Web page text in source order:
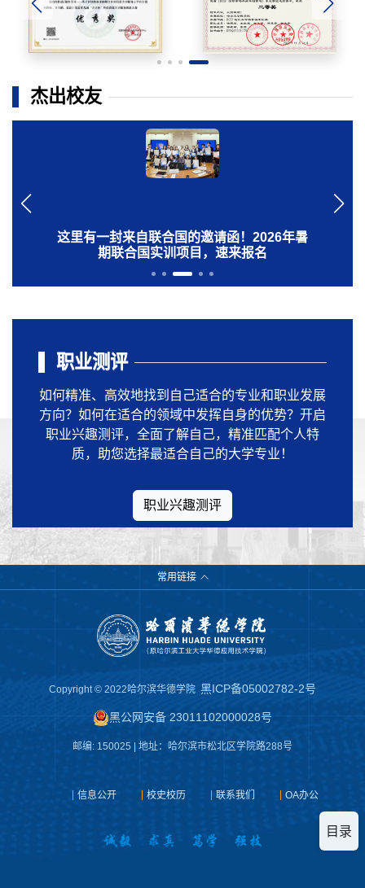
杰出校友
香港大学研学报名倒计时：给寒假一个高阶选
项，为简历加上“硬通货”
哈尔滨华德学院2026年剑桥大学「领航计
划」暑期访学项目正式启动
从华德出发，向世界前行！“世界第一站”国际
项目启航说明会圆满落幕
这里有一封来自联合国的邀请函！2026年暑
期联合国实训项目，速来报名
2026暑期赴美带薪实习补录开启：逐梦国际
舞台，你的夏天可以更精彩
职业测评
如何精准、高效地找到自己适合的专业和职业发展
方向？如何在适合的领域中发挥自身的优势？开启
职业兴趣测评，全面了解自己，精准匹配个人特
质，助您选择最适合自己的大学专业！
职业兴趣测评
目录
常用链接
Copyright © 2022哈尔滨华德学院 黑ICP备05002782-2号
黑公网安备 23011102000028号
邮编: 150025 | 地址：哈尔滨市松北区学院路288号
信息公开 校史校历 联系我们 OA办公